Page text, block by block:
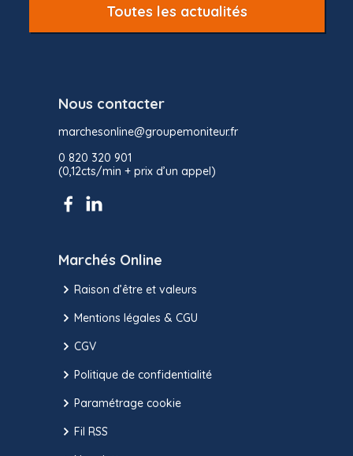
Toutes les actualités
Nous contacter
marchesonline@groupemoniteur.fr
0 820 320 901
(0,12cts/min + prix d’un appel)
Marchés Online
Raison d’être et valeurs
Mentions légales & CGU
CGV
Politique de confidentialité
Paramétrage cookie
Fil RSS